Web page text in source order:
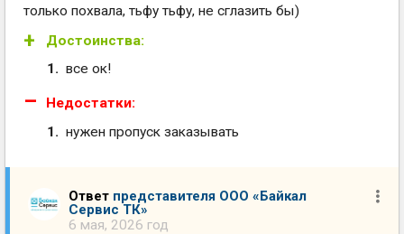
только похвала, тьфу тьфу, не сглазить бы)
Достоинства:
все ок!
Недостатки:
нужен пропуск заказывать
Ответ представителя ООО «Байкал
Сервис ТК»
6 мая, 2026 год